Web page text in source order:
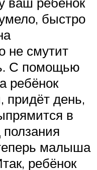
быстро
не смутит
С помощью
ребёнок
придёт день,
в
малыша
ребёнок